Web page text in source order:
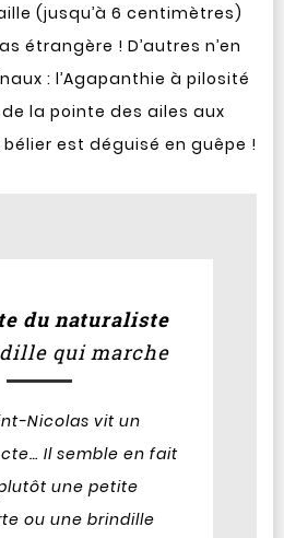
(jusqu’à 6 centimètres)
étrangère ! D’autres n’en
: l’Agapanthie à pilosité
la pointe des ailes aux
est déguisé en guêpe !
du naturaliste
qui marche
Nicolas vit un
Il semble en fait
une petite
ou une brindille